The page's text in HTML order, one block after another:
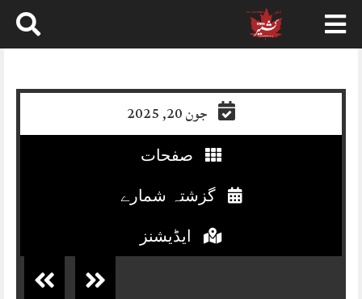
جون 20, 2025
صفحات
گزشتہ شمارے
ایڈیشنز